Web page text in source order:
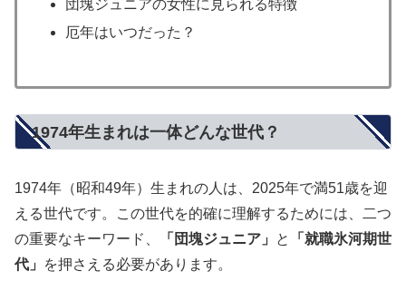
団塊ジュニアの女性に見られる特徴
厄年はいつだった？
1974年生まれは一体どんな世代？
1974年（昭和49年）生まれの人は、2025年で満51歳を迎
える世代です。この世代を的確に理解するためには、二つ
の重要なキーワード、
「団塊ジュニア」 と
「就職氷河期世
代」
を押さえる必要があります。